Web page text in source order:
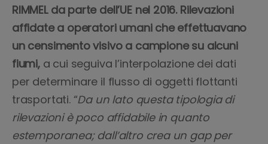
RIMMEL da parte dell’UE nel 2016. Rilevazioni
affidate a operatori umani che effettuavano
un censimento visivo a campione su alcuni
fiumi,a cui seguiva l’interpolazione dei dati
per determinare il flusso di oggetti flottanti
trasportati. “Da un lato questa tipologia di
rilevazioni è poco affidabile in quanto
estemporanea; dall’altro crea un gap per